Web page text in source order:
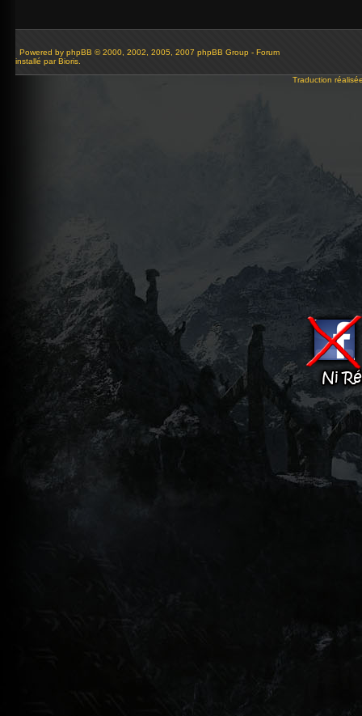
Powered by phpBB © 2000, 2002, 2005, 2007 phpBB Group - Forum
installé par Bioris.
Traduction